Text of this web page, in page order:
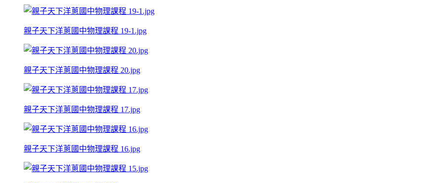
親子天下洋蔥國中物理課程 19-1.jpg
親子天下洋蔥國中物理課程 20.jpg
親子天下洋蔥國中物理課程 17.jpg
親子天下洋蔥國中物理課程 16.jpg